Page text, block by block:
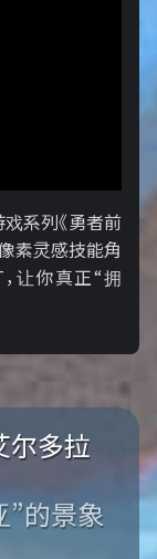
系列《勇者前
素灵感技能角
，让你真正“拥
多拉
”的景象